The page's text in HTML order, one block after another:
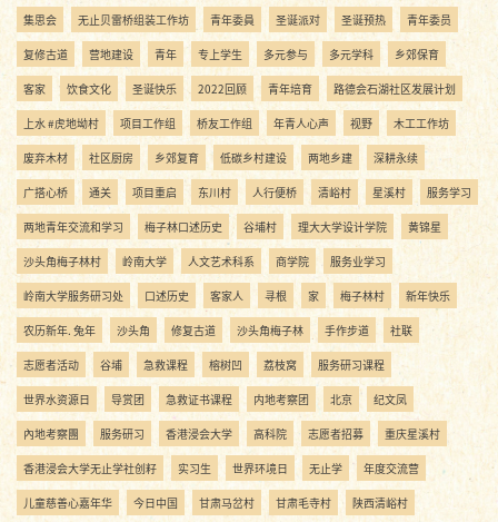
集思会 无止贝雷桥组装工作坊 青年委員 圣诞派对 圣诞预热 青年委员
复修古道 营地建设 青年 专上学生 多元参与 多元学科 乡郊保育
客家 饮食文化 圣诞快乐 2022回顾 青年培育 路德会石湖社区发展计划
上水 #虎地坳村 项目工作组 桥友工作组 年青人心声 视野 木工工作坊
废弃木材 社区厨房 乡郊复育 低碳乡村建设 两地乡建 深耕永续
广搭心桥 通关 项目重启 东川村 人行便桥 清峪村 星溪村 服务学习
两地青年交流和学习 梅子林口述历史 谷埔村 理大大学设计学院 黄锦星
沙头角梅子林村 岭南大学 人文艺术科系 商学院 服务业学习
岭南大学服务研习处 口述历史 客家人 寻根 家 梅子林村 新年快乐
农历新年. 兔年 沙头角 修复古道 沙头角梅子林 手作步道 社联
志愿者活动 谷埔 急救课程 榕树凹 荔枝窝 服务研习课程
世界水资源日 导赏团 急救证书课程 内地考察团 北京 纪文凤
內地考察團 服务研习 香港浸会大学 高科院 志愿者招募 重庆星溪村
香港浸会大学无止学社创籽 实习生 世界环境日 无止学 年度交流营
儿童慈善心嘉年华 今日中国 甘肃马岔村 甘肃毛寺村 陕西清峪村